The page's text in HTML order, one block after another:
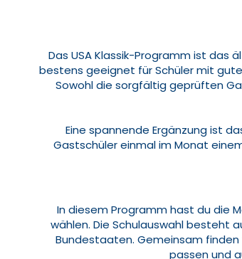
Das USA Klassik-Programm ist
bestens geeignet für Schüler mit
Sowohl die sorgfältig geprüften
Eine spannende Ergänzung ist
Gastschüler einmal im Monat
In diesem Programm hast du die
wählen. Die Schulauswahl besteht
Bundestaaten. Gemeinsam finden
passen und